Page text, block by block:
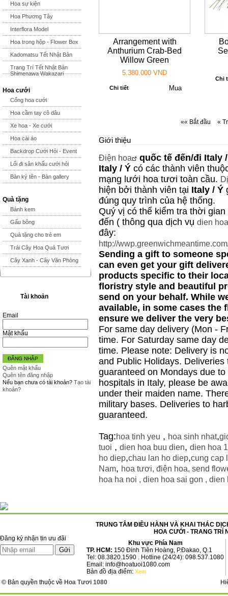
Hoa sự kiện
Hoa Phương Tây
Interflora Model
Hoa trong hộp - Flower Box
Kadomatsu Tết Nhật Bản
Trang Trí Tết Nhật Bản
Shimenawa Wakazari
Hoa cưới
Cổng hoa cưới
Hoa cầm tay cô dâu
Xe hoa - Xe cưới
Hoa cài áo
Backdrop Cưới Hỏi - Event
Lối đi sân khấu cưới hỏi
Bàn ký tên - Bàn gallery
Quà tặng
Bánh kem
Gấu bông
Quà tặng cho trẻ em
Trái Cây Hoa Quả Tươi
Cây Xanh - Cây Văn Phòng
Tài khoản
Email
Mật khẩu
ĐĂNG NHẬP
Quên mật khẩu
Quên tên đăng nhập
Nếu bạn chưa có tài khoản? Tạo tài
khoản?
Arrangement with
Anthurium Crab-Bed
Willow Green
5.380.000 VND
Chi tiết
Chi
«« Bắt đầu «
Giới thiệu
Điện hoa quốc tế đến/đi Italy
Italy / Ý có các thành viên
mạng lưới hoa tươi toàn cầu.
hiện bởi thành viên tại Italy / Ý
đúng quy trình của hệ thống.
Quý vị có thể kiểm tra thời
đến ( thông qua dịch vụ dien
đây:
http://
Sending a gift to someone
can even get your gift
products specific to their
floristry style and beautiful
send on your behalf. While
available, in some cases the
ensure we deliver the very
For same day delivery (Mon -
time. For Saturday same day
time. Please note: Delivery is
and Public Holidays.
guaranteed on Mondays due
hospitals in Italy, please be
under their maiden name.
military bases. Deliveries to
guaranteed.
Tag:hoa tinh yeu , hoa sinh nhat,
tuoi , dien hoa buu dien, dien hoa
ho diep,chau lan ho diep,cung cap
Nam, hoa tươi, điện hoa, send
hoa ha noi , dien hoa sai gon , dien
Đăng ký nhận tin ưu đãi
TRUNG TÂM ĐIỀU HÀNH VÀ KHAI THÁC
HOA CƯỚI - TRANG TRÍ
Khu vực Phía Nam
TP. HCM: 150 Đinh Tiên Hoàng, P.Đakao, Q.1
Tel: 08.3820.1590 . Hotline (24/24): 098.537.1080
Email: info@hoatuoi1080.com
Bản đồ địa điểm: Xem
© Bản quyền thuộc về Hoa Tươi 1080